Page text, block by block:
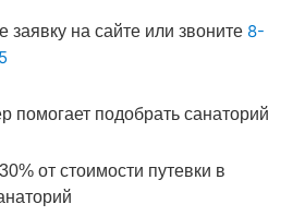
заявку на сайте или звоните 8-
помогает подобрать санаторий
от стоимости путевки в